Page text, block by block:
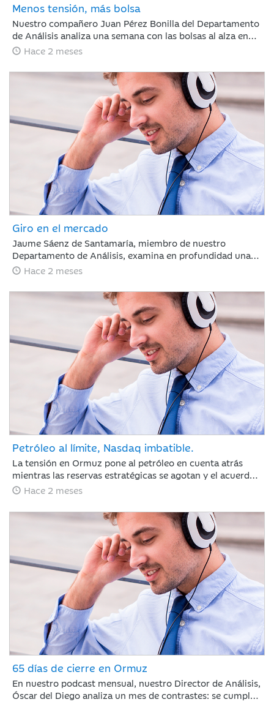
Menos tensión, más bolsa
Nuestro compañero Juan Pérez Bonilla del Departamento
de Análisis analiza una semana con las bolsas al alza en
Europa y Japón, tras asimilar los resultados récord de
principio de acuerdo entre EE. UU. e Irán, lo que relaja las
curvas de renta fija. Para los próximos días, el foco estará
en la evolución diplomática y los datos clave de inflación
en Europa y EE. UU.
Hace 2 meses
Giro en el mercado
Jaume Sáenz de Santamaría, miembro de nuestro
Departamento de Análisis, examina en profundidad una
semana compleja para los inversores. Tras un mes de
de ligeras caídas y repunte de la volatilidad, un escenario
condicionado por la ausencia de avances comerciales
significativos entre EE. UU. y China, la firme postura de
Pekín respecto a Taiwán y la preocupante prolongación
del conflicto en Oriente Medio, factores que obligan a
evaluar con cautela las dinámicas macroeconómicas
Hace 2 meses
Petróleo al límite, Nasdaq imbatible.
La tensión en Ormuz pone al petróleo en cuenta atrás
mientras las reservas estratégicas se agotan y el acuerdo
con Irán se resiste. Jaime Sáenz de Santamaría, del
por el pulso energético y la resiliencia de unas bolsas
impulsadas por los resultados tecnológicos.
Hace 2 meses
65 días de cierre en Ormuz
En nuestro podcast mensual, nuestro Director de Análisis,
Óscar del Diego analiza un mes de contrastes: se cumplen